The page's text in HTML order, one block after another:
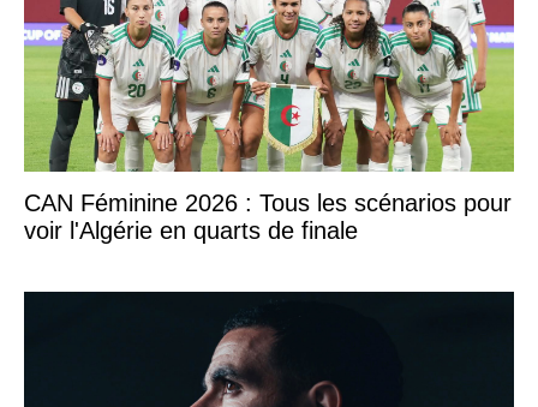
CAN Féminine 2026 : Tous les scénarios pour
voir l'Algérie en quarts de finale